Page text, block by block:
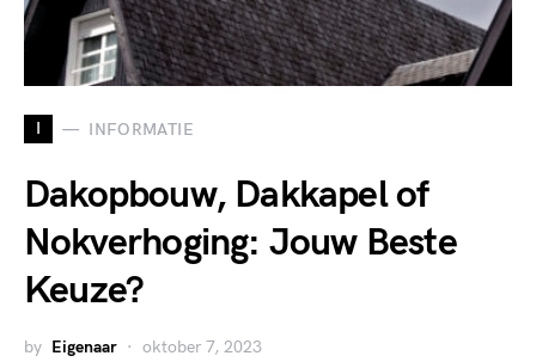
I INFORMATIE
Dakopbouw, Dakkapel of
Nokverhoging: Jouw Beste
Keuze?
by Eigenaar oktober 7, 2023